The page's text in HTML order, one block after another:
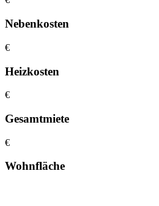
Nebenkosten
€
Heizkosten
€
Gesamtmiete
€
Wohnfläche